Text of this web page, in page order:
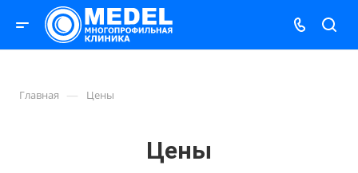
Главная — Цены
Цены